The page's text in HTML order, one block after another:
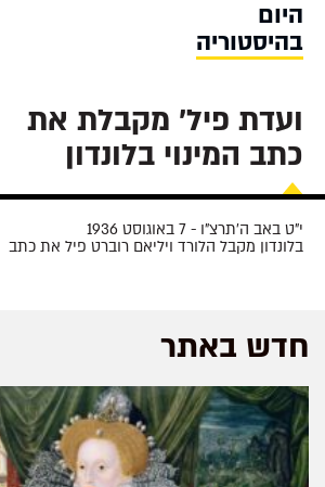
היום
בהיסטוריה
ועדת פיל' מקבלת את
כתב המינוי בלונדון
י"ט באב ה'תרצ"ו - 7 באוגוסט 1936
בלונדון מקבל הלורד ויליאם רוברט פיל את כתב
חדש באתר